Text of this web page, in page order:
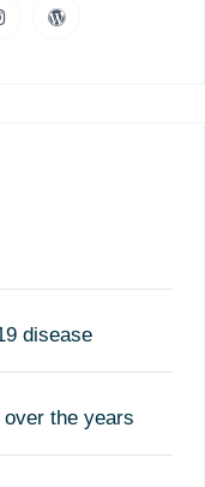
disease
the years